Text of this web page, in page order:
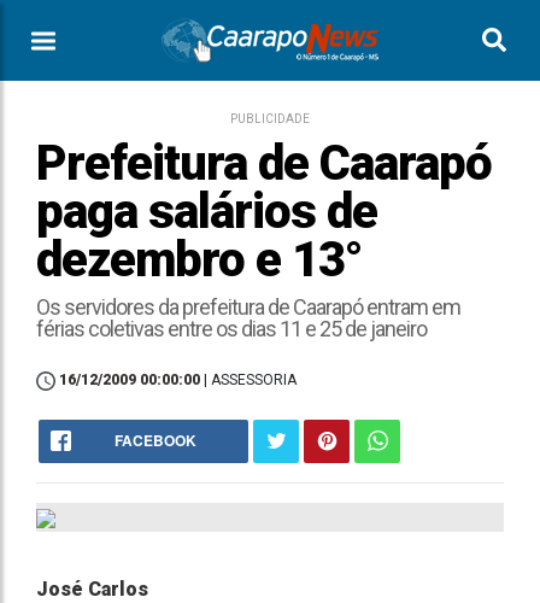
PUBLICIDADE
Prefeitura de Caarapó
paga salários de
dezembro e 13°
Os servidores da prefeitura de Caarapó entram em
férias coletivas entre os dias 11 e 25 de janeiro
16/12/2009 00:00:00 | ASSESSORIA
FACEBOOK
José Carlos